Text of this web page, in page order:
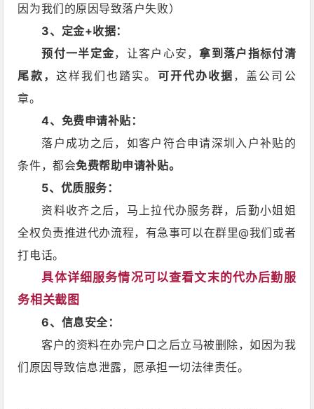
因为我们的原因导致落户失败）
3、定金+收据：
预付一半定金，让客户心安，拿到落户指标付清
尾款， 这样我们也踏实。 可开代办收据 ，盖公司公
章。
4、免费申请补贴：
落户成功之后，如客户符合申请深圳入户补贴的
条件，都会免费帮助申请补贴。
5、优质服务：
资料收齐之后，马上拉代办服务群，后勤小姐姐
全权负责推进代办流程，有急事可以在群里@我们或者
打电话。
具体详细服务情况可以查看文末的代办后勤服
务相关截图
6、信息安全：
客户的资料在办完户口之后立马被删除，如因为我
们原因导致信息泄露，愿承担一切法律责任。